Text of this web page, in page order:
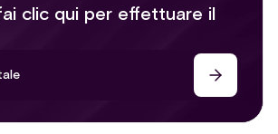
clic qui per effettuare il